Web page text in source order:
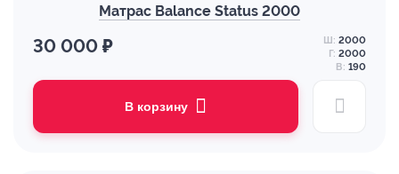
Матрас Balance Status 2000
30 000 ₽ Ш: 2000
Г: 2000
В: 190
В корзину